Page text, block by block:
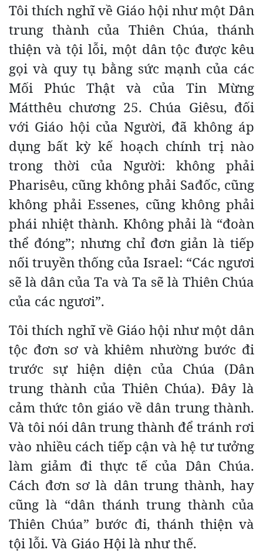
Tôi thích nghĩ về Giáo hội như một Dân
trung thành của Thiên Chúa, thánh
thiện và tội lỗi, một dân tộc được kêu
gọi và quy tụ bằng sức mạnh của các
Mối Phúc Thật và của Tin Mừng
Mátthêu chương 25. Chúa Giêsu, đối
với Giáo hội của Người, đã không áp
dụng bất kỳ kế hoạch chính trị nào
trong thời của Người: không phải
Pharisêu, cũng không phải Sađốc, cũng
không phải Essenes, cũng không phải
phái nhiệt thành. Không phải là “đoàn
thể đóng”; nhưng chỉ đơn giản là tiếp
nối truyền thống của Israel: “Các ngươi
sẽ là dân của Ta và Ta sẽ là Thiên Chúa
của các ngươi”.
Tôi thích nghĩ về Giáo hội như một dân
tộc đơn sơ và khiêm nhường bước đi
trước sự hiện diện của Chúa (Dân
trung thành của Thiên Chúa). Đây là
cảm thức tôn giáo về dân trung thành.
Và tôi nói dân trung thành để tránh rơi
vào nhiều cách tiếp cận và hệ tư tưởng
làm giảm đi thực tế của Dân Chúa.
Cách đơn sơ là dân trung thành, hay
cũng là “dân thánh trung thành của
Thiên Chúa” bước đi, thánh thiện và
tội lỗi. Và Giáo Hội là như thế.